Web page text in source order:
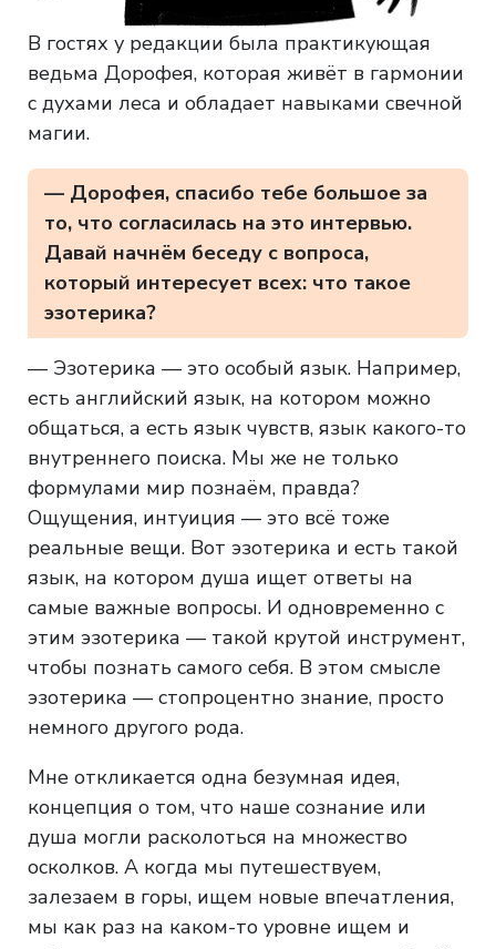
В гостях у редакции была практикующая
ведьма Дорофея, которая живёт в гармонии
с духами леса и обладает навыками свечной
магии.
— Дорофея, спасибо тебе большое за
то, что согласилась на это интервью.
Давай начнём беседу с вопроса,
который интересует всех: что такое
эзотерика?
— Эзотерика — это особый язык. Например,
есть английский язык, на котором можно
общаться, а есть язык чувств, язык какого-то
внутреннего поиска. Мы же не только
формулами мир познаём, правда?
Ощущения, интуиция — это всё тоже
реальные вещи. Вот эзотерика и есть такой
язык, на котором душа ищет ответы на
самые важные вопросы. И одновременно с
этим эзотерика — такой крутой инструмент,
чтобы познать самого себя. В этом смысле
эзотерика — стопроцентно знание, просто
немного другого рода.
Мне откликается одна безумная идея,
концепция о том, что наше сознание или
душа могли расколоться на множество
осколков. А когда мы путешествуем,
залезаем в горы, ищем новые впечатления,
мы как раз на каком-то уровне ищем и